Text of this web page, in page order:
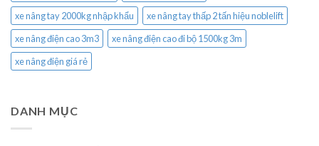
xe nâng tay 2000kg nhập khẩu
xe nâng tay thấp 2 tấn hiệu noblelift
xe nâng điện cao 3m3
xe nâng điện cao đi bộ 1500kg 3m
xe nâng điện giá rẻ
DANH MỤC